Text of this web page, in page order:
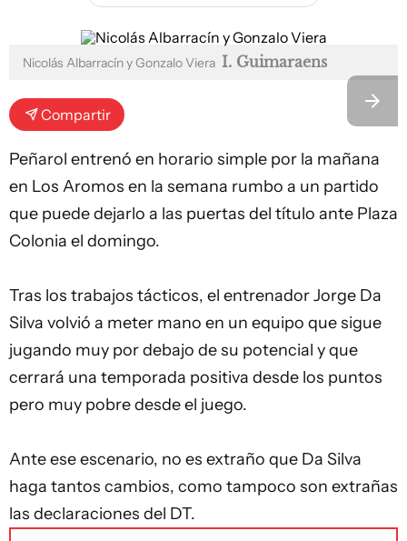
Nicolás Albarracín y Gonzalo Viera I. Guimaraens
Compartir
Peñarol entrenó en horario simple por la mañana
en Los Aromos en la semana rumbo a un partido
que puede dejarlo a las puertas del título ante Plaza
Colonia el domingo.
Tras los trabajos tácticos, el entrenador Jorge Da
Silva volvió a meter mano en un equipo que sigue
jugando muy por debajo de su potencial y que
cerrará una temporada positiva desde los puntos
pero muy pobre desde el juego.
Ante ese escenario, no es extraño que Da Silva
haga tantos cambios, como tampoco son extrañas
las declaraciones del DT.